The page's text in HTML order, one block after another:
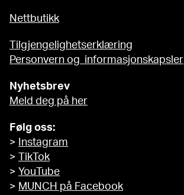
Nettbutikk
Tilgjengelighetserklæring
Personvern og informasjonskapsler
Nyhetsbrev
Meld deg på her
Følg oss:
>
Instagram
>
TikTok
> YouTube
> MUNCH på Facebook